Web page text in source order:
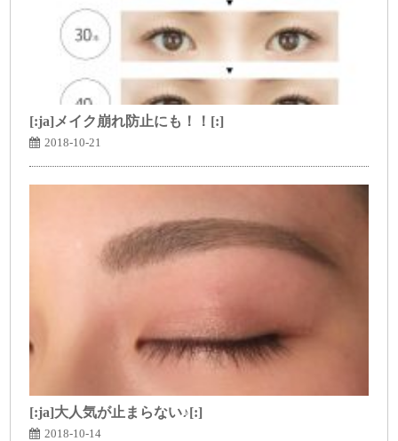
[:ja]メイク崩れ防止にも！！[:]
2018-10-21
[:ja]大人気が止まらない♪[:]
2018-10-14